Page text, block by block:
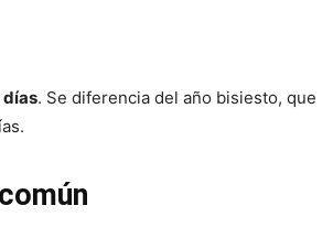
. Se diferencia del año bisiesto, que